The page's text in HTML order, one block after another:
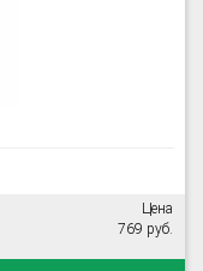
Цена
769 руб.